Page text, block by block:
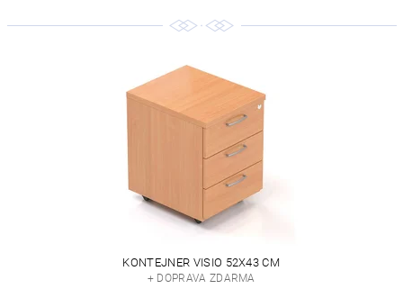
KONTEJNER VISIO 52X43 CM
+ DOPRAVA ZDARMA